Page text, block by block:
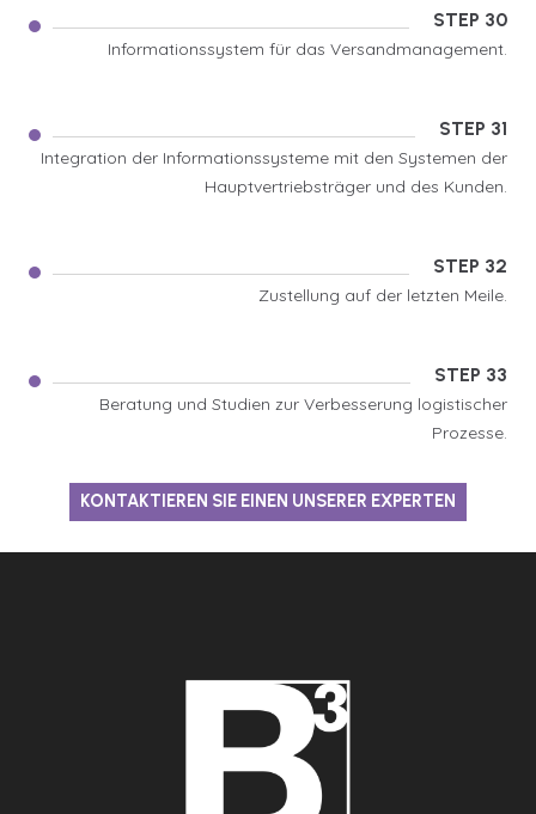
STEP 30
Informationssystem für das Versandmanagement.
STEP 31
Integration der Informationssysteme mit den Systemen der
Hauptvertriebsträger und des Kunden.
STEP 32
Zustellung auf der letzten Meile.
STEP 33
Beratung und Studien zur Verbesserung logistischer
Prozesse.
KONTAKTIEREN SIE EINEN UNSERER EXPERTEN